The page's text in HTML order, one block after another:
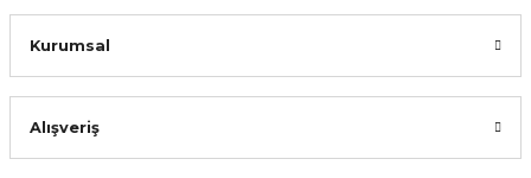
Kurumsal
Alışveriş